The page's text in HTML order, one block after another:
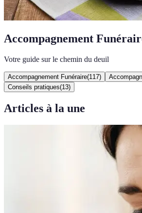
Accompagnement
Votre guide sur le chemin du deuil
Accompagnement Funéraire(117)
Conseils pratiques(13)
Articles à la une